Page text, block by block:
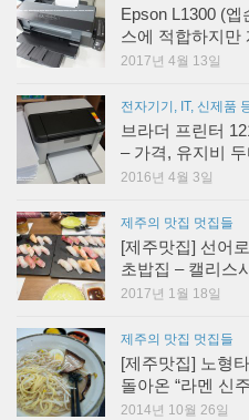
Epson L1300 (엡
스에 적합하지만
2017년 4월 13일
전자기기, IT, 신제품
브라더 프린터
– 가격, 유지비
2016년 4월 3일
제주의 맛집 멋집들
[제주맛집] 선어
초밥집 – 캘리스시
2017년 1월 18일
제주의 맛집 멋집들
[제주맛집] 노형
돌아온 “라멘 신
2014년 10월 26일